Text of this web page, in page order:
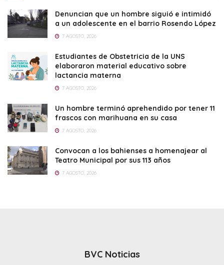
Denuncian que un hombre siguió e intimidó
a un adolescente en el barrio Rosendo López
7 AGOSTO, 2026
Estudiantes de Obstetricia de la UNS
elaboraron material educativo sobre
lactancia materna
7 AGOSTO, 2026
Un hombre terminó aprehendido por tener 11
frascos con marihuana en su casa
7 AGOSTO, 2026
Convocan a los bahienses a homenajear al
Teatro Municipal por sus 113 años
7 AGOSTO, 2026
BVC Noticias